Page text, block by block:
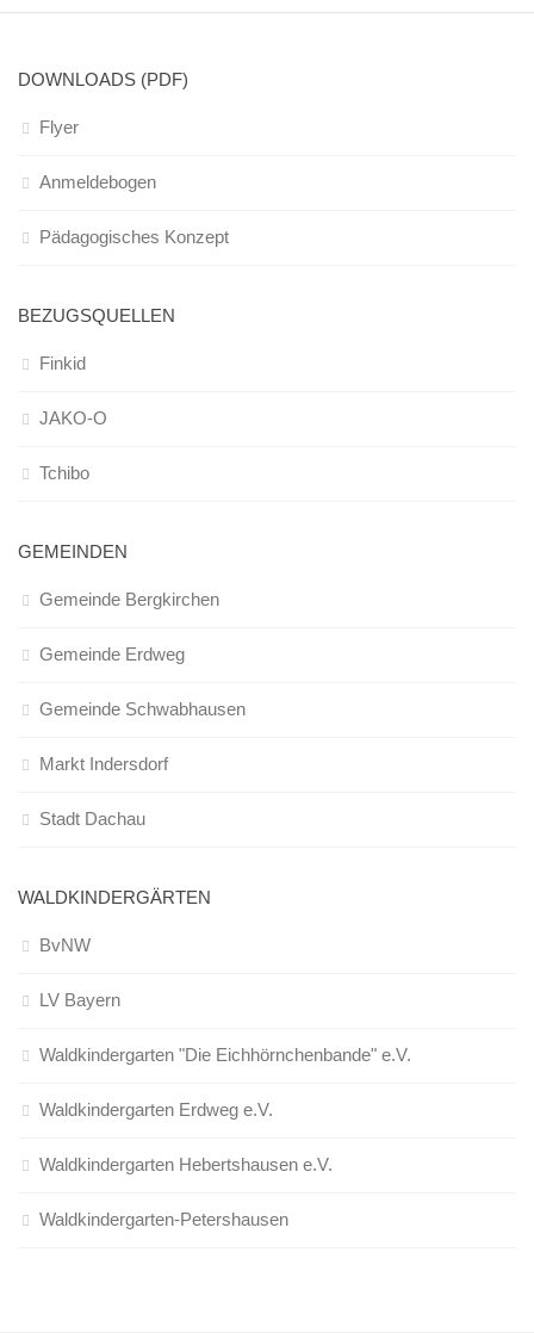
DOWNLOADS (PDF)
Flyer
Anmeldebogen
Pädagogisches Konzept
BEZUGSQUELLEN
Finkid
JAKO-O
Tchibo
GEMEINDEN
Gemeinde Bergkirchen
Gemeinde Erdweg
Gemeinde Schwabhausen
Markt Indersdorf
Stadt Dachau
WALDKINDERGÄRTEN
BvNW
LV Bayern
Waldkindergarten "Die Eichhörnchenbande" e.V.
Waldkindergarten Erdweg e.V.
Waldkindergarten Hebertshausen e.V.
Waldkindergarten-Petershausen